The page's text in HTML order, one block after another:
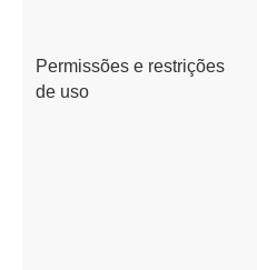
Permissões e restrições
de uso